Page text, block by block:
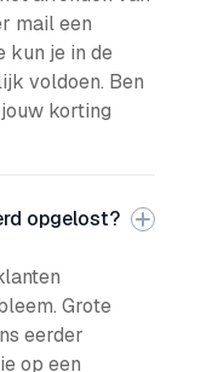
mail een
kun je in de
voldoen. Ben
korting
opgelost?
Grote
eerder
op een